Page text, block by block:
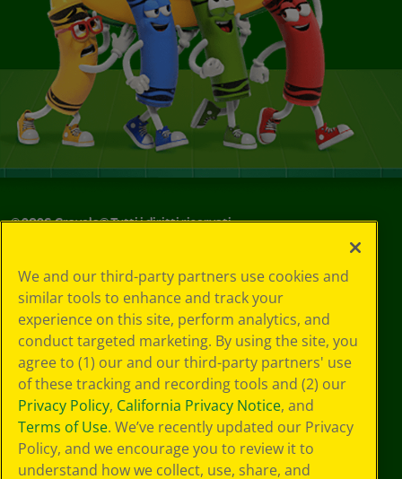
©2026Crayola® Tutti i diritti riservati.
in materia di
privacy
Informativa sulla
privacy
Termini SMS
GDPR
Informativa sulla
privacy di CA
Technologies
Preferenze cookie
Condizioni d'uso
We and our third-party partners use cookies and
similar tools to enhance and track your
experience on this site, perform analytics, and
conduct targeted marketing. By using the site, you
agree to (1) our and our third-party partners' use
of these tracking and recording tools and (2) our
Privacy Policy, California Privacy Notice, and
Terms of Use. We’ve recently updated our Privacy
Policy, and we encourage you to review it to
understand how we collect, use, share, and